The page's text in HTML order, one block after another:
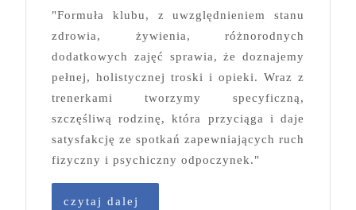
II
2023
"Formuła klubu, z uwzględnieniem stanu
zdrowia, żywienia, różnorodnych
dodatkowych zajęć sprawia, że doznajemy
pełnej, holistycznej troski i opieki. Wraz z
trenerkami tworzymy specyficzną,
szczęśliwą rodzinę, która przyciąga i daje
satysfakcję ze spotkań zapewniających ruch
fizyczny i psychiczny odpoczynek."
czytaj dalej